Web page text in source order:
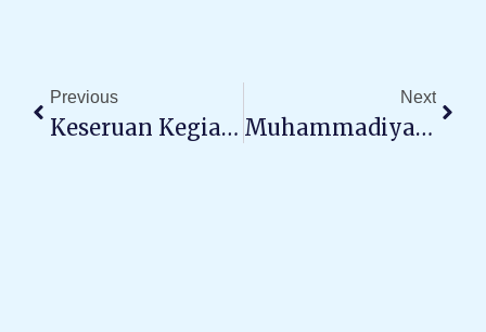
Previous
Keseruan Kegiatan Class Meeting Dan Panasnya Permainan Futsal Antarkelas
Next
Muhammadiyah Cup 2025 : Peluh Keringat Yang Lunas Terbayarkan